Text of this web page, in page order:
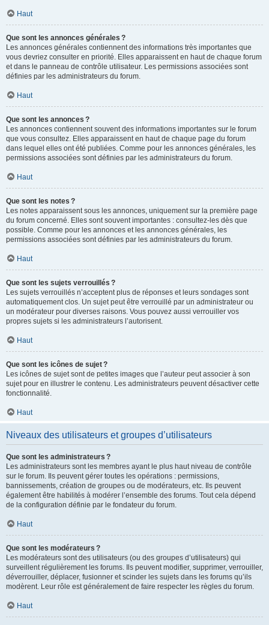
Haut
Que sont les annonces générales ?
Les annonces générales contiennent des informations très importantes que
vous devriez consulter en priorité. Elles apparaissent en haut de chaque forum
et dans le panneau de contrôle utilisateur. Les permissions associées sont
définies par les administrateurs du forum.
Haut
Que sont les annonces ?
Les annonces contiennent souvent des informations importantes sur le forum
que vous consultez. Elles apparaissent en haut de chaque page du forum
dans lequel elles ont été publiées. Comme pour les annonces générales, les
permissions associées sont définies par les administrateurs du forum.
Haut
Que sont les notes ?
Les notes apparaissent sous les annonces, uniquement sur la première page
du forum concerné. Elles sont souvent importantes : consultez-les dès que
possible. Comme pour les annonces et les annonces générales, les
permissions associées sont définies par les administrateurs du forum.
Haut
Que sont les sujets verrouillés ?
Les sujets verrouillés n’acceptent plus de réponses et leurs sondages sont
automatiquement clos. Un sujet peut être verrouillé par un administrateur ou
un modérateur pour diverses raisons. Vous pouvez aussi verrouiller vos
propres sujets si les administrateurs l’autorisent.
Haut
Que sont les icônes de sujet ?
Les icônes de sujet sont de petites images que l’auteur peut associer à son
sujet pour en illustrer le contenu. Les administrateurs peuvent désactiver cette
fonctionnalité.
Haut
Niveaux des utilisateurs et groupes d’utilisateurs
Que sont les administrateurs ?
Les administrateurs sont les membres ayant le plus haut niveau de contrôle
sur le forum. Ils peuvent gérer toutes les opérations : permissions,
bannissements, création de groupes ou de modérateurs, etc. Ils peuvent
également être habilités à modérer l’ensemble des forums. Tout cela dépend
de la configuration définie par le fondateur du forum.
Haut
Que sont les modérateurs ?
Les modérateurs sont des utilisateurs (ou des groupes d’utilisateurs) qui
surveillent régulièrement les forums. Ils peuvent modifier, supprimer, verrouiller,
déverrouiller, déplacer, fusionner et scinder les sujets dans les forums qu’ils
modèrent. Leur rôle est généralement de faire respecter les règles du forum.
Haut